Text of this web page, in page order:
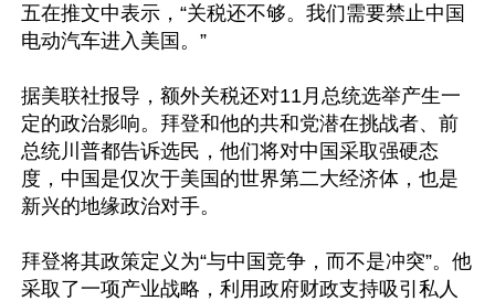
五在推文中表示，“关税还不够。我们需要禁止中国
电动汽车进入美国。”
据美联社报导，额外关税还对11月总统选举产生一
定的政治影响。拜登和他的共和党潜在挑战者、前
总统川普都告诉选民，他们将对中国采取强硬态
度，中国是仅次于美国的世界第二大经济体，也是
新兴的地缘政治对手。
拜登将其政策定义为“与中国竞争，而不是冲突”。他
采取了一项产业战略，利用政府财政支持吸引私人